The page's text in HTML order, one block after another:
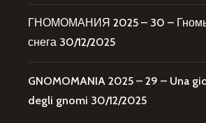
ГНОМОМАНИЯ 2025 – 30 –
снега 30/12/2025
GNOMOMANIA 2025 – 29 – Una
degli gnomi 30/12/2025